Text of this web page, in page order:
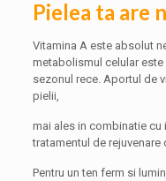
Pielea ta are
Vitamina A este absolut
metabolismul celular
sezonul rece. Aportul de
pielii,
mai ales in combinatie
tratamentul de rejuvenare
Pentru un ten ferm si